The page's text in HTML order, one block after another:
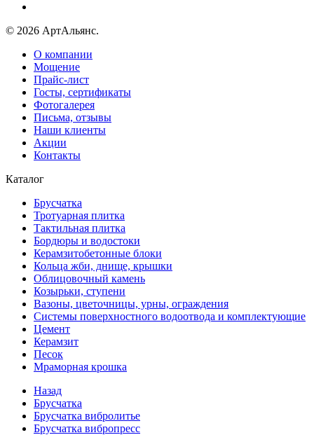
© 2026 АртАльянс.
О компании
Мощение
Прайс-лист
Госты, сертификаты
Фотогалерея
Письма, отзывы
Наши клиенты
Акции
Контакты
Каталог
Брусчатка
Тротуарная плитка
Тактильная плитка
Бордюры и водостоки
Керамзитобетонные блоки
Кольца жби, днище, крышки
Облицовочный камень
Козырьки, ступени
Вазоны, цветочницы, урны, ограждения
Системы поверхностного водоотвода и комплектующие
Цемент
Керамзит
Песок
Мраморная крошка
Назад
Брусчатка
Брусчатка вибролитье
Брусчатка вибропресс